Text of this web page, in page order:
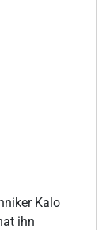
Kalo
ihn